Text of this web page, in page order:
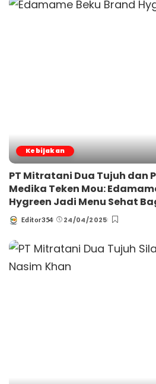
Kebijakan
PT Mitratani Dua Tujuh dan
Medika Teken Mou:
Hygreen Jadi Menu Sehat
Posted
Editor354 24/04/2025